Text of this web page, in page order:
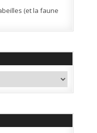
(et la faune